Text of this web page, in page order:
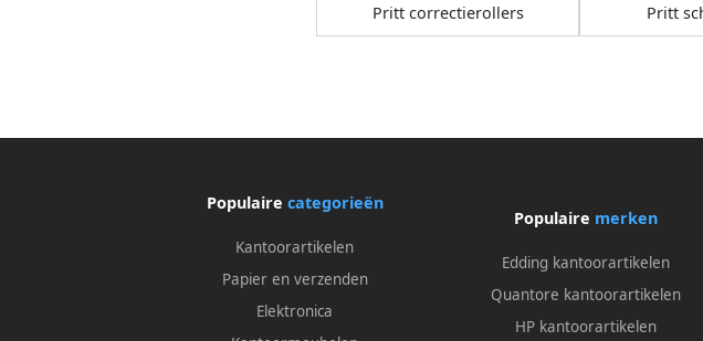
Pritt correctierollers Pritt
Populaire categorieën
Kantoorartikelen
Papier en verzenden
Elektronica
Populaire merken
Edding kantoorartikelen
Quantore kantoorartikelen
HP kantoorartikelen